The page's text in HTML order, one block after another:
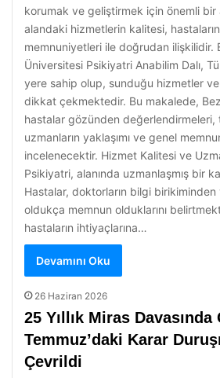
korumak ve geliştirmek için önemli bir
alandaki hizmetlerin kalitesi,
memnuniyetleri ile doğrudan ilişkilidir.
Üniversitesi Psikiyatri Anabilim Dalı,
yere sahip olup, sunduğu hizmetler
dikkat çekmektedir. Bu makalede,
hastalar gözünden değerlendirmeleri,
uzmanların yaklaşımı ve genel
incelenecektir. Hizmet Kalitesi ve
Psikiyatri, alanında uzmanlaşmış bir
Hastalar, doktorların bilgi
oldukça memnun olduklarını
hastaların ihtiyaçlarına…
Devamını Oku
26 Haziran 2026
25 Yıllık Miras Davasında
Temmuz’daki Karar
Çevrildi